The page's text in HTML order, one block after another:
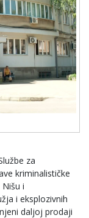
za
kriminalističke
i
i eksplozivnih
daljoj prodaji